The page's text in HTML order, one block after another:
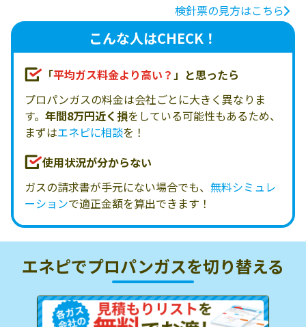
検針票の見方はこちら
こんな人はCHECK！
「平均ガス料金より高い？」と思ったら
プロパンガスの料金は会社ごとに大きく異なりま
す。 年間8万円近く損をしている可能性もあるため、
まずはエネピに相談を！
使用状況が分からない
ガスの請求書が手元にない場合でも、 無料シミュレ
ーションで適正金額を算出できます！
エネピでプロパンガスを切り替える